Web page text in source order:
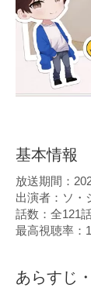
基本情報
放送期間：
出演者：ソ・
話数：全121
最高視聴率：
あらすじ